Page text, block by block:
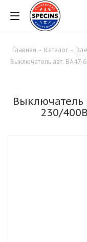
Главная - Каталог -
Выключатель авт. ВА47-
Выключатель
230/